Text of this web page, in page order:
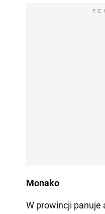
Monako
W prowincji panuje